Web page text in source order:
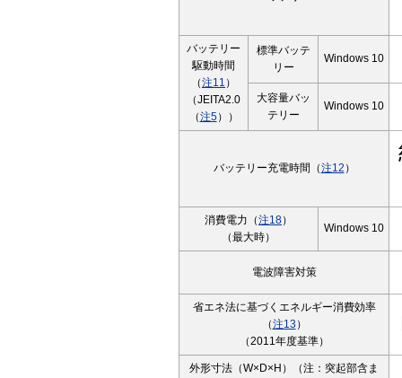
バッテリー
駆動時間
（注11 ）
（JEITA2.0
（注5））
標準バッテ
リー
Windows 10
大容量バッ
テリー
Windows 10
バッテリー充電時間（注12 ）
消費電力（注18）
（最大時）
Windows 10
電波障害対策
省エネ法に基づくエネルギー消費効率
（注13 ）
（2011年度基準）
外形寸法（W×D×H）（注：突起部含ま